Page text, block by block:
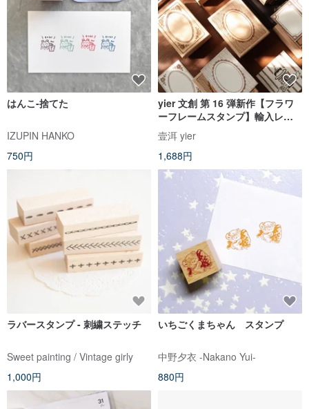
はんこ-捨てた
IZUPIN HANKO
750円
yier 文創 第 16 弾新作【フラワ
ーフレームスタンプ】輸入レッ
ドラバー＆ブナ材スタンプ
壹洱 yier
1,688円
ラバースタンプ - 刺繍ステッチ
Sweet painting / Vintage girly
1,000円
いちごくまちゃん スタンプ
中野夕衣 -Nakano Yui-
880円